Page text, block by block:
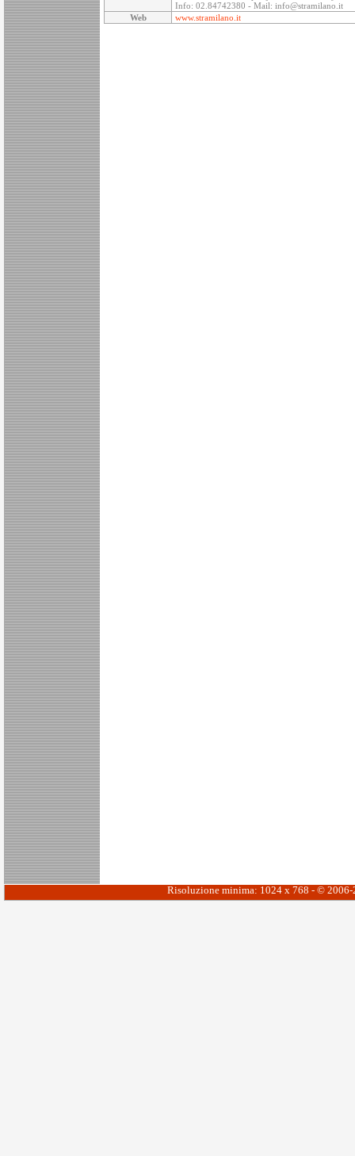
Info: 02.84742380 - Mail: info@stramilano.it
Web
www.stramilano.it
Risoluzione minima: 1024 x 768 - ©